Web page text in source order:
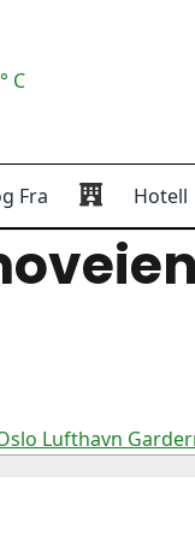
C
Fra Hotell
Lufthavn